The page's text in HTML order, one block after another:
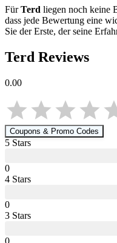
FürTerd liegen noch keine
dass jede Bewertung eine
Sie der Erste, der seine
Terd Reviews
0.00
Coupons & Promo Codes
5 Stars
0
4 Stars
0
3 Stars